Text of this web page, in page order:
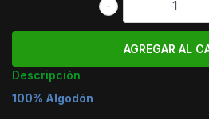
-
Descripción
100% Algodón